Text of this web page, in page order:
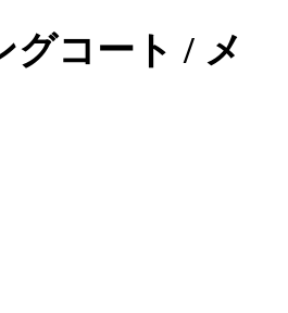
コート / メ